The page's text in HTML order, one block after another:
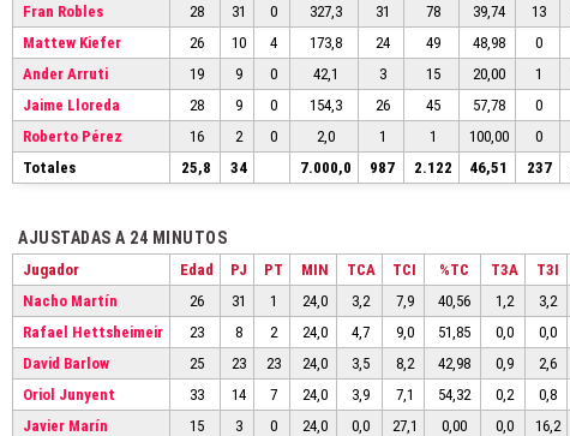
Fran Robles
28 31 0 327,3 31 78 39,74 13
Mattew Kiefer
26 10 4 173,8 24 49 48,98 0
Ander Arruti
19 9 0 42,1 3 15 20,00 1
Jaime Lloreda
28 9 0 154,3 26 45 57,78 0
Roberto Pérez
16 2 0 2,0 1 1 100,00 0
Totales
25,8 34 7.000,0 987 2.122 46,51 237
AJUSTADAS A 24 MINUTOS
Jugador Edad PJ PT MIN TCA TCI %TC T3A T3I
Nacho Martín
26 31 1 24,0 3,2 7,9 40,56 1,2 3,2
Rafael Hettsheimeir
23 8 2 24,0 4,7 9,0 51,85 0,0 0,0
David Barlow
25 23 23 24,0 3,5 8,2 42,98 0,9 2,6
Oriol Junyent
33 14 7 24,0 3,9 7,1 54,32 0,2 0,8
Javier Marín
15 3 0 24,0 0,0 27,1 0,00 0,0 16,2